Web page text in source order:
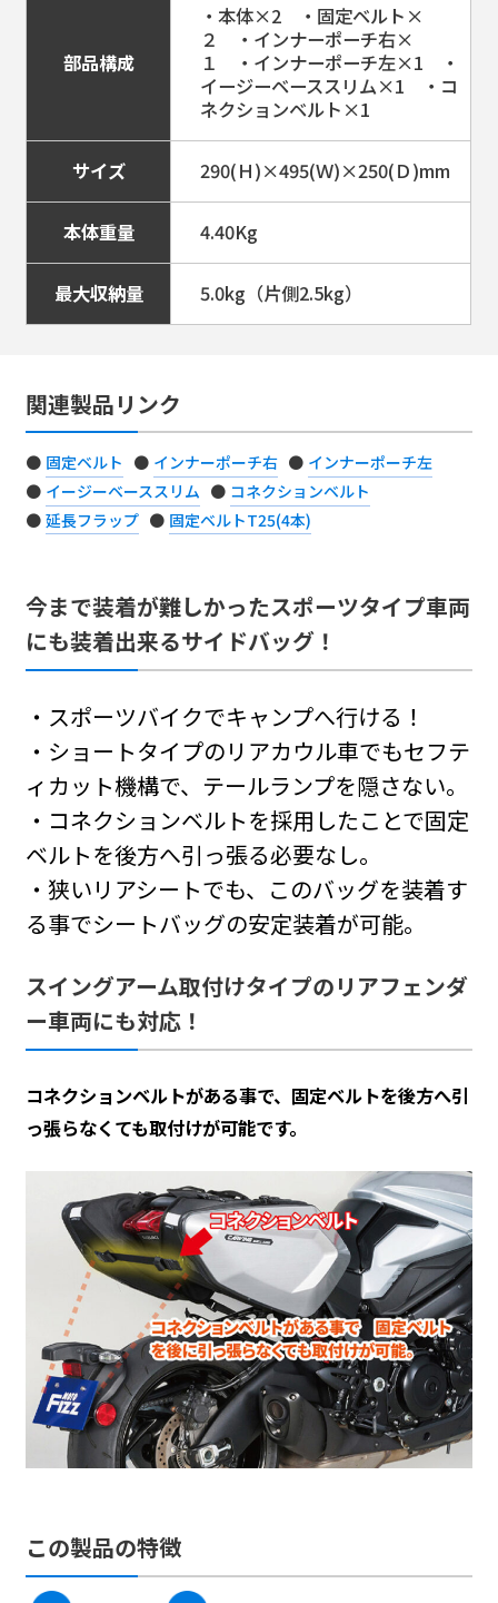
#サイドバッグ
MFK-272
カービングシェルケース（カーボン柄）
以下より選択ください。
39,380円
カーボン柄
39,380円
カービングシェルケース取付条件
カービングシェルケース内寸
カービングシェルケース取扱説明書
部品構成
・本体×2 ・固定ベルト×
２ ・インナーポーチ右×
１ ・インナーポーチ左×1 ・
イージーベーススリム×1 ・コ
ネクションベルト×1
サイズ 290(Ｈ)×495(Ｗ)×250(Ｄ)mm
本体重量 4.40Kg
最大収納量 5.0kg（片側2.5kg）
関連製品リンク
固定ベルト インナーポーチ右
インナーポーチ左
イージーベーススリム
コネクションベルト
延長フラップ
固定ベルトT25(4本)
今まで装着が難しかったスポーツタイプ車両
にも装着出来るサイドバッグ！
・スポーツバイクでキャンプへ行ける！
・ショートタイプのリアカウル車でもセフテ
ィカット機構で、テールランプを隠さない。
・コネクションベルトを採用したことで固定
ベルトを後方へ引っ張る必要なし。
・狭いリアシートでも、このバッグを装着す
る事でシートバッグの安定装着が可能。
スイングアーム取付けタイプのリアフェンダ
ー車両にも対応！
コネクションベルトがある事で、固定ベルトを後方へ引
っ張らなくても取付けが可能です。
この製品の特徴